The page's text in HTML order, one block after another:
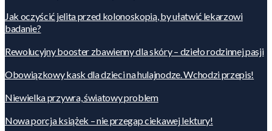
Jak oczyścić jelita przed kolonoskopią, by ułatwić lekarzowi
badanie?
Rewolucyjny booster zbawienny dla skóry – dzieło rodzinnej pasji
Obowiązkowy kask dla dzieci na hulajnodze. Wchodzi przepis!
Niewielka przywra, światowy problem
Nowa porcja książek – nie przegap ciekawej lektury!